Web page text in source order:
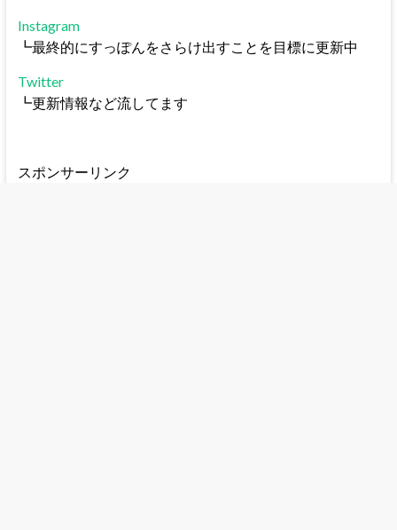
Instagram
┗最終的にすっぽんをさらけ出すことを目標に更新中
Twitter
┗更新情報など流してます
スポンサーリンク